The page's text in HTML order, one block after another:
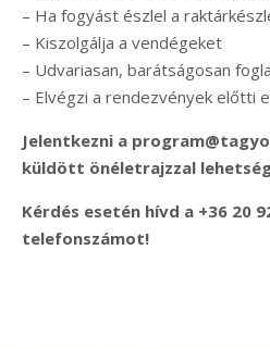
– Ha fogyást észlel a
– Kiszolgálja a vendégeket
– Udvariasan, barátságosan
– Elvégzi a rendezvények előtti
Jelentkezni a
küldött önéletrajzzal
Kérdés esetén hívd a +36 20
telefonszámot!